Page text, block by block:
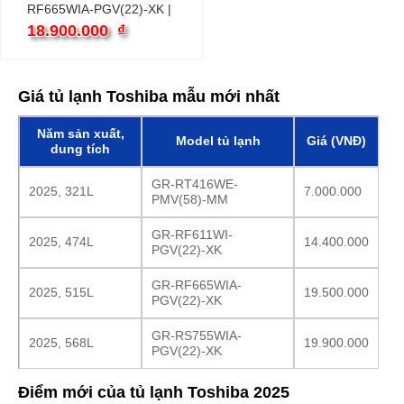
RF665WIA-PGV(22)-XK |
515L 4 cánh inverter
18.900.000 ₫
Giá tủ lạnh Toshiba mẫu mới nhất
Năm sản xuất,
dung tích
Model tủ lạnh Giá (VNĐ)
2025, 321L
GR-RT416WE-
PMV(58)-MM
7.000.000
2025, 474L
GR-RF611WI-
PGV(22)-XK
14.400.000
2025, 515L
GR-RF665WIA-
PGV(22)-XK
19.500.000
2025, 568L
GR-RS755WIA-
PGV(22)-XK
19.900.000
Điểm mới của tủ lạnh Toshiba 2025